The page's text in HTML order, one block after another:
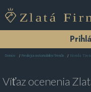
Domov Predajca automobilov Trenčín Honda
Víťaz ocenenia